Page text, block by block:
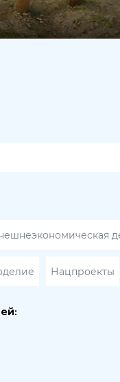
Нацпроекты